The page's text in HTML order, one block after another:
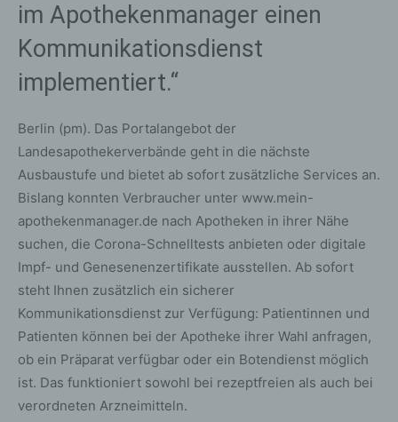
im Apothekenmanager einen
Kommunikationsdienst
implementiert.“
Berlin (pm). Das Portalangebot der
Landesapothekerverbände geht in die nächste
Ausbaustufe und bietet ab sofort zusätzliche Services an.
Bislang konnten Verbraucher unter www.mein-
apothekenmanager.de nach Apotheken in ihrer Nähe
suchen, die Corona-Schnelltests anbieten oder digitale
Impf- und Genesenenzertifikate ausstellen. Ab sofort
steht Ihnen zusätzlich ein sicherer
Kommunikationsdienst zur Verfügung: Patientinnen und
Patienten können bei der Apotheke ihrer Wahl anfragen,
ob ein Präparat verfügbar oder ein Botendienst möglich
ist. Das funktioniert sowohl bei rezeptfreien als auch bei
verordneten Arzneimitteln.